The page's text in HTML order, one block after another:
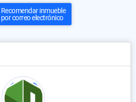
Recomendar inmueble
por correo electrónico